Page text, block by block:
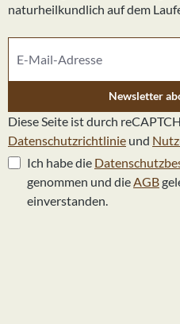
blauen Blüten aus, die im Frühjahr
972kJ/235kcalEnergie pro
Kohlenhydraten, Zucker, Eiweiß,
sich um ein reines Naturprodukt.
können deshalb je nach Erntejahr
charakteristisch für ein
naturheilkundlich auf dem
Newsletter
Diese Seite ist durch
Datenschutzrichtlinie und
Ich habe die
genommen und dieAGB
einverstanden.